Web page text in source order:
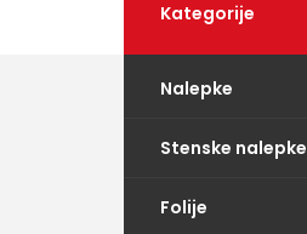
Kategorije
Nalepke
Stenske nalepke
Folije